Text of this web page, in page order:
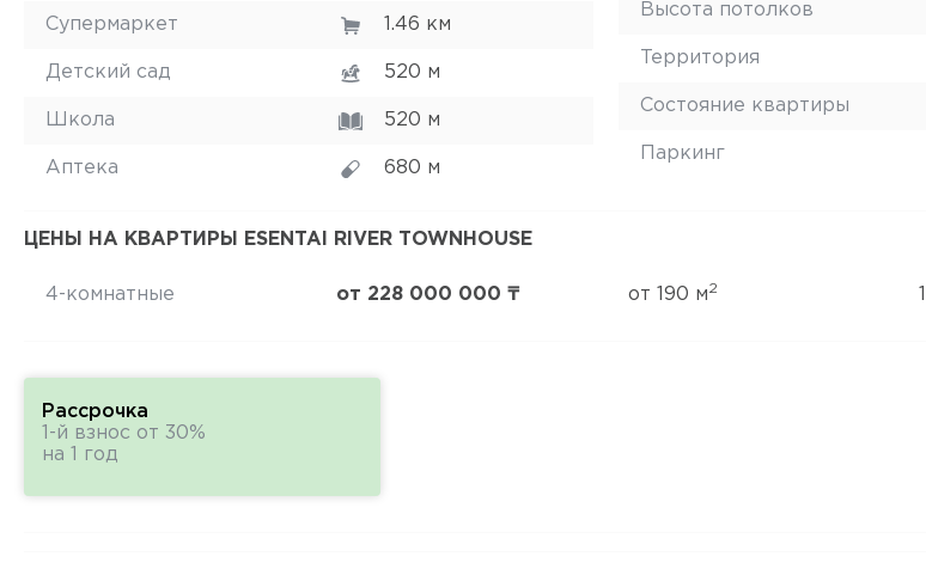
Супермаркет 1.46 км
Детский сад 520 м
Школа 520 м
Аптека 680 м
Высота потолков
Территория
Состояние квартиры
Паркинг
ЦЕНЫ НА КВАРТИРЫ ESENTAI RIVER TOWNHOUSE
4-комнатные от 228 000 000 ₸ от 190 м2
Рассрочка
1-й взнос от 30%
на 1 год